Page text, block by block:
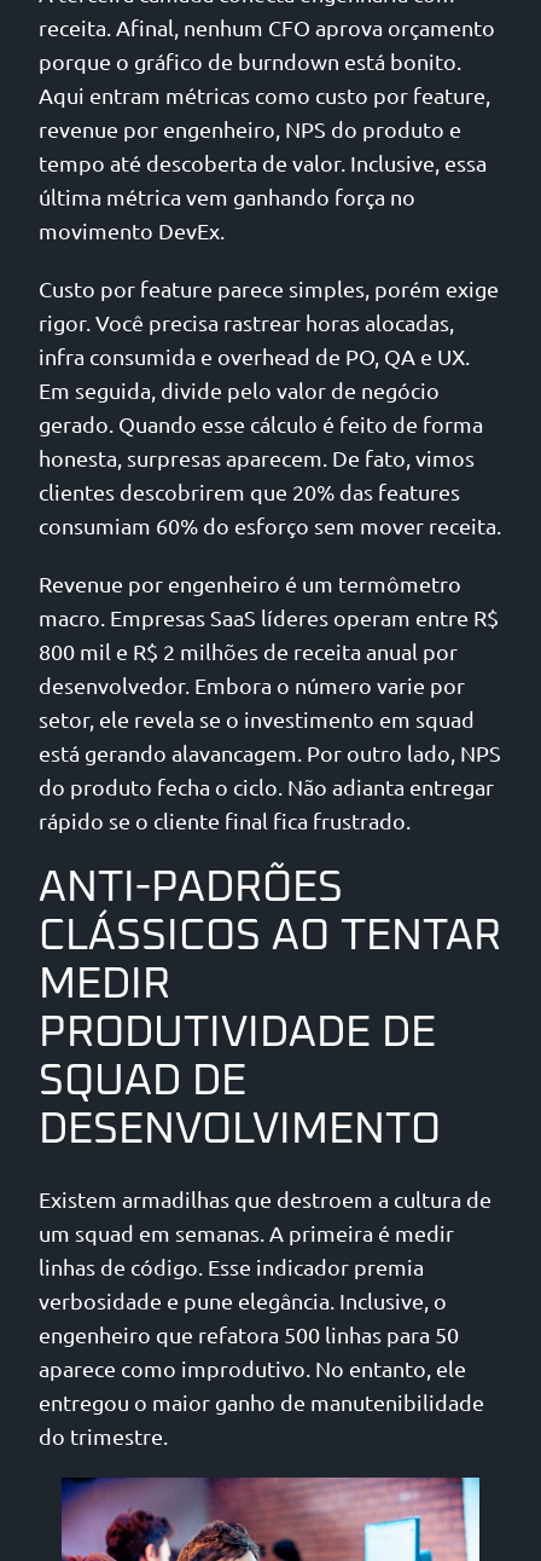
receita. Afinal, nenhum CFO aprova orçamento
porque o gráfico de burndown está bonito.
Aqui entram métricas como custo por feature,
revenue por engenheiro, NPS do produto e
tempo até descoberta de valor. Inclusive, essa
última métrica vem ganhando força no
movimento DevEx.
Custo por feature parece simples, porém exige
rigor. Você precisa rastrear horas alocadas,
infra consumida e overhead de PO, QA e UX.
Em seguida, divide pelo valor de negócio
gerado. Quando esse cálculo é feito de forma
honesta, surpresas aparecem. De fato, vimos
clientes descobrirem que 20% das features
consumiam 60% do esforço sem mover receita.
Revenue por engenheiro é um termômetro
macro. Empresas SaaS líderes operam entre R$
800 mil e R$ 2 milhões de receita anual por
desenvolvedor. Embora o número varie por
setor, ele revela se o investimento em squad
está gerando alavancagem. Por outro lado, NPS
do produto fecha o ciclo. Não adianta entregar
rápido se o cliente final fica frustrado.
ANTI-PADRÕES
CLÁSSICOS AO TENTAR
MEDIR
PRODUTIVIDADE DE
SQUAD DE
DESENVOLVIMENTO
Existem armadilhas que destroem a cultura de
um squad em semanas. A primeira é medir
linhas de código. Esse indicador premia
verbosidade e pune elegância. Inclusive, o
engenheiro que refatora 500 linhas para 50
aparece como improdutivo. No entanto, ele
entregou o maior ganho de manutenibilidade
do trimestre.